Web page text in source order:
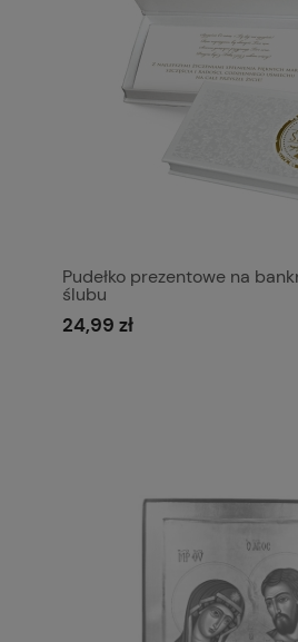
Pudełko prezentowe na
ślubu
24,99 zł